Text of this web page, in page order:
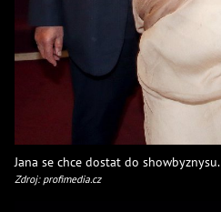
Jana se chce dostat do showbyznysu.
Zdroj: profimedia.cz